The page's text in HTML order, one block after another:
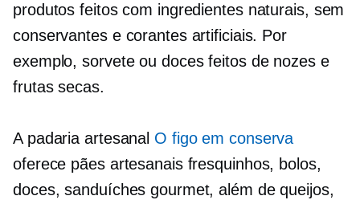
produtos feitos com ingredientes naturais, sem
conservantes e corantes artificiais. Por
exemplo, sorvete ou doces feitos de nozes e
frutas secas.
A padaria artesanal O figo em conserva
oferece pães artesanais fresquinhos, bolos,
doces, sanduíches gourmet, além de queijos,